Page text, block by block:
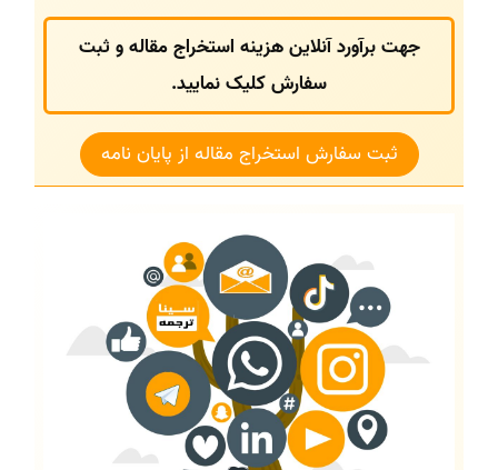
جهت برآورد آنلاین هزینه استخراج مقاله و ثبت
سفارش کلیک نمایید.
ثبت سفارش استخراج مقاله از پایان نامه